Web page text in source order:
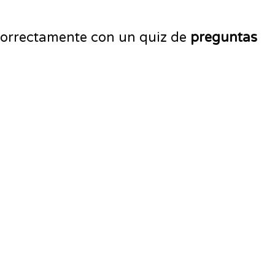
con un quiz de preguntas